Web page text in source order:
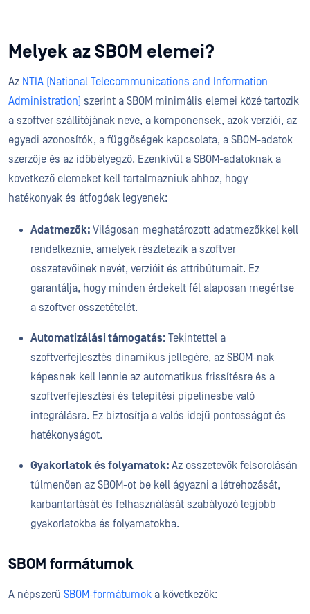
Melyek az SBOM elemei?
Az NTIA (National Telecommunications and Information
Administration) szerint a SBOM minimális elemei közé tartozik
a szoftver szállítójának neve, a komponensek, azok verziói, az
egyedi azonosítók, a függőségek kapcsolata, a SBOM-adatok
szerzője és az időbélyegző. Ezenkívül a SBOM-adatoknak a
következő elemeket kell tartalmazniuk ahhoz, hogy
hatékonyak és átfogóak legyenek:
Adatmezők: Világosan meghatározott adatmezőkkel kell
rendelkeznie, amelyek részletezik a szoftver
összetevőinek nevét, verzióit és attribútumait. Ez
garantálja, hogy minden érdekelt fél alaposan megértse
a szoftver összetételét.
Automatizálási támogatás: Tekintettel a
szoftverfejlesztés dinamikus jellegére, az SBOM-nak
képesnek kell lennie az automatikus frissítésre és a
szoftverfejlesztési és telepítési pipelinesbe való
integrálásra. Ez biztosítja a valós idejű pontosságot és
hatékonyságot.
Gyakorlatok és folyamatok: Az összetevők felsorolásán
túlmenően az SBOM-ot be kell ágyazni a létrehozását,
karbantartását és felhasználását szabályozó legjobb
gyakorlatokba és folyamatokba.
SBOM formátumok
A népszerű SBOM-formátumok a következők: